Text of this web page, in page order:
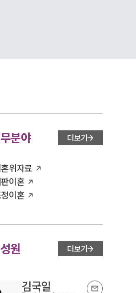
분야 더보기
위자료
이혼
이혼
원 더보기
김국일